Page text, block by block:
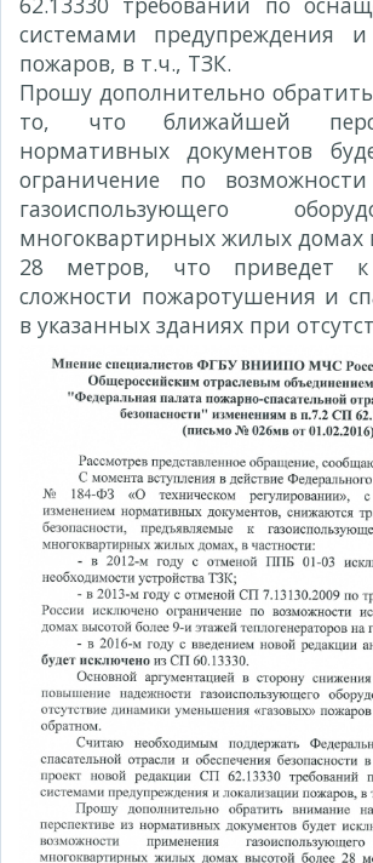
системами предупреждения и
пожаров, в т.ч., ТЗК.
Прошу дополнительно
то, что ближайшей
нормативных документов
ограничение по
газоиспользующего
многоквартирных жилых домах
28 метров, что приведет к
сложности пожаротушения и
в указанных зданиях при